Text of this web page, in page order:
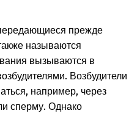
прежде
называются
вызываются в
Возбудители
например, через
сперму. Однако